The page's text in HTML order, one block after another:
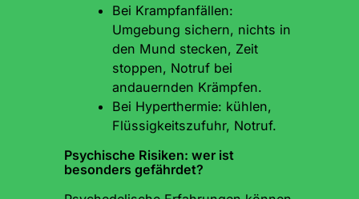
Bei Krampfanfällen:
Umgebung sichern, nichts in
den Mund stecken, Zeit
stoppen, Notruf bei
andauernden Krämpfen.
Bei Hyperthermie: kühlen,
Flüssigkeitszufuhr, Notruf.
Psychische Risiken: wer ist
besonders gefährdet?